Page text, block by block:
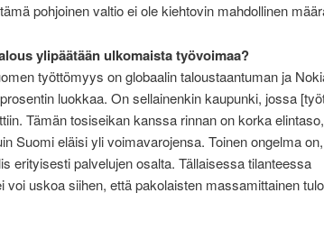
pohjoinen valtio ei ole kiehtovin mahdollinen
ylipäätään ulkomaista työvoimaa?
työttömyys on globaalin taloustaantuman ja
luokkaa. On sellainenkin kaupunki, jossa
Tämän tosiseikan kanssa rinnan on korka
Suomi eläisi yli voimavarojensa. Toinen ongelma
erityisesti palvelujen osalta. Tällaisessa tilanteessa
voi uskoa siihen, että pakolaisten massamittainen